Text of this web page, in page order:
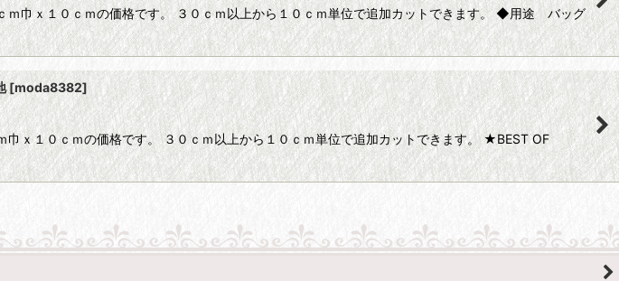
ｍ巾ｘ１０ｃｍの価格です。 ３０ｃｍ以上から１０ｃｍ単位で追加カットできます。 ◆用途 バッグ
[moda8382]
ｘ１０ｃｍの価格です。 ３０ｃｍ以上から１０ｃｍ単位で追加カットできます。 ★BEST OF